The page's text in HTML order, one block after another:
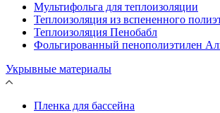
Мультифольга для теплоизоляции
Теплоизоляция из вспененного
Теплоизоляция Пенобабл
Фольгированный пенополиэтилен
Укрывные материалы
Пленка для бассейна